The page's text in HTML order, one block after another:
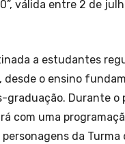
válida entre 2 de
a estudantes
desde o ensino
graduação. Durante o
com uma
da Turma